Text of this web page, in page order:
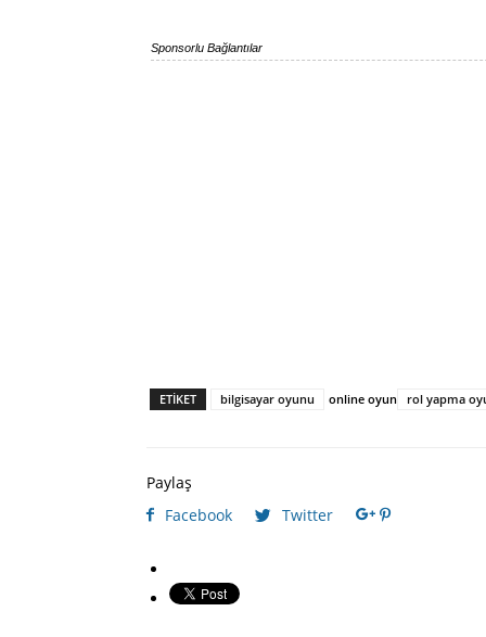
Sponsorlu Bağlantılar
ETIKET bilgisayar oyunu online oyun rol yapma
Paylaş
Facebook
Twitter